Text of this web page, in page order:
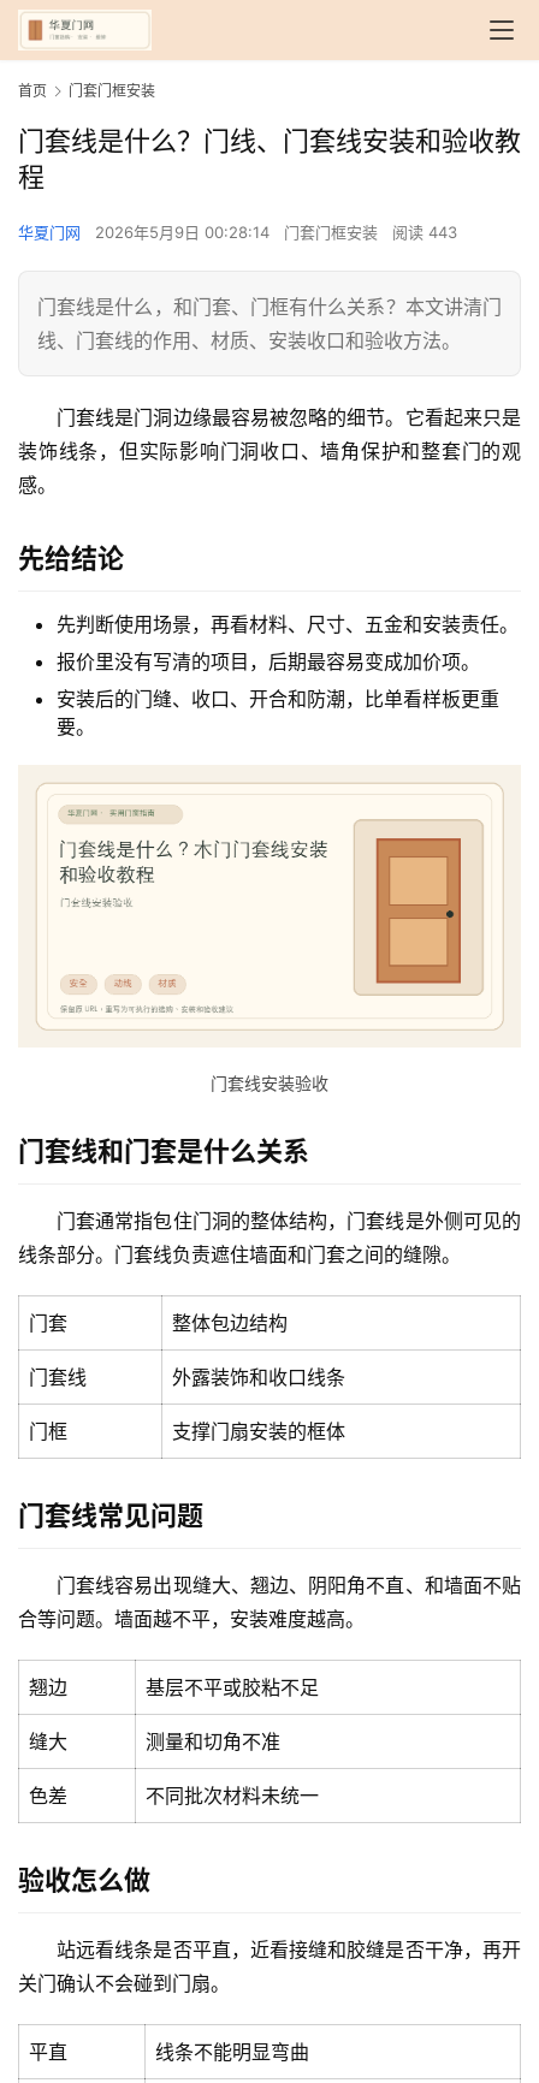
首
页
户
卧
门
首页 门套门框安装
门套线是什么？门线、门套线安装和验收教
程
华夏门网 2026年5月9日 00:28:14 门套门框安装 阅读 443
门套线是什么，和门套、门框有什么关系？本文讲清门
线、门套线的作用、材质、安装收口和验收方法。
门套线是门洞边缘最容易被忽略的细节。它看起来只是
装饰线条，但实际影响门洞收口、墙角保护和整套门的观
感。
先给结论
先判断使用场景，再看材料、尺寸、五金和安装责任。
报价里没有写清的项目，后期最容易变成加价项。
安装后的门缝、收口、开合和防潮，比单看样板更重
要。
门套线安装验收
门套线和门套是什么关系
门套通常指包住门洞的整体结构，门套线是外侧可见的
线条部分。门套线负责遮住墙面和门套之间的缝隙。
门套 整体包边结构
门套线 外露装饰和收口线条
门框 支撑门扇安装的框体
门套线常见问题
门套线容易出现缝大、翘边、阴阳角不直、和墙面不贴
合等问题。墙面越不平，安装难度越高。
翘边 基层不平或胶粘不足
缝大 测量和切角不准
色差 不同批次材料未统一
验收怎么做
站远看线条是否平直，近看接缝和胶缝是否干净，再开
关门确认不会碰到门扇。
平直 线条不能明显弯曲